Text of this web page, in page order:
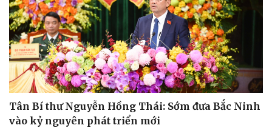
Tân Bí thư Nguyễn Hồng Thái: Sớm đưa Bắc Ninh
vào kỷ nguyên phát triển mới